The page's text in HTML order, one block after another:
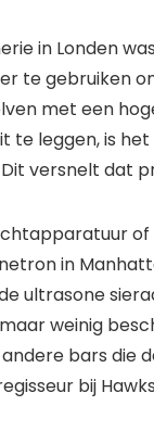
in Londen
te gebruiken
met een
te leggen, is
versnelt dat
of
in
ultrasone
weinig
bars die
bij